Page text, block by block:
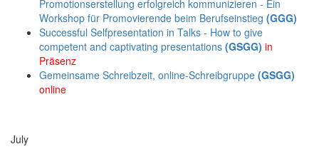
Promotionserstellung erfolgreich kommunizieren - Ein
Workshop für Promovierende beim Berufseinstieg (GGG)
Successful Selfpresentation in Talks - How to give
competent and captivating presentations (GSGG) in
Präsenz
Gemeinsame Schreibzeit, online-Schreibgruppe (GSGG)
online
July